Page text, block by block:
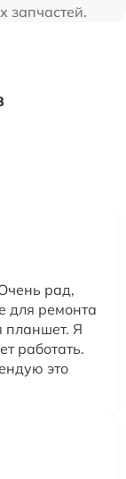
запчастей.
рад,
для ремонта
планшет. Я
работать.
это